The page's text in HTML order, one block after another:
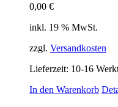
0,00 €
inkl. 19 % MwSt.
zzgl. Versandkosten
Lieferzeit: 10-16
In den Warenkorb